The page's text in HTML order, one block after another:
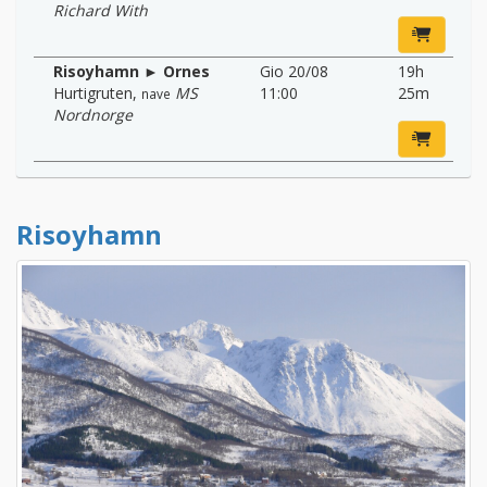
Richard With
Risoyhamn ► Ornes
Hurtigruten, nave MS
Nordnorge
Gio 20/08
11:00
19h
25m
Risoyhamn